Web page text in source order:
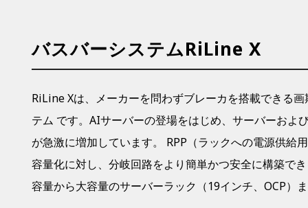
バスバーシステムRiLine X
RiLine Xは、メーカーを問わずブレーカを搭載できる
テム です。 AIサーバーの登場をはじめ、サーバーおよ
が急激に増加しています。 RPP（ラックへの電源供給
容量化に対し、分岐回路をより簡単かつ安全に構築で
容量から大容量のサーバーラック（19インチ、OCP）